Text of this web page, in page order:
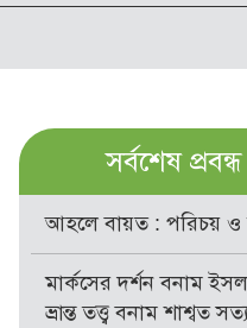
সর্বশেষ প্রবন্ধ
আহলে বায়ত : পরিচয় ও
মার্কসের দর্শন বনাম
ভ্রান্ত তত্ত্ব বনাম শাশ্বত